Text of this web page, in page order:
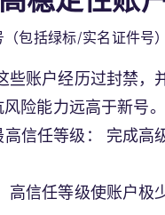
（包括绿标/实名证件号
些账户经历过封禁，
险能力远高于新号。
信任等级：
完成高
高信任等级使账户极